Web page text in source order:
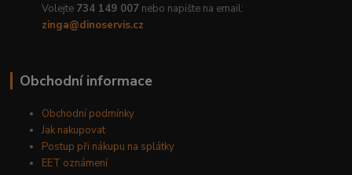
Volejte 734 149 007 nebo napište na email:
zinga@dinoservis.cz
Obchodní informace
Obchodní podmínky
Jak nakupovat
Postup při nákupu na splátky
EET oznámení